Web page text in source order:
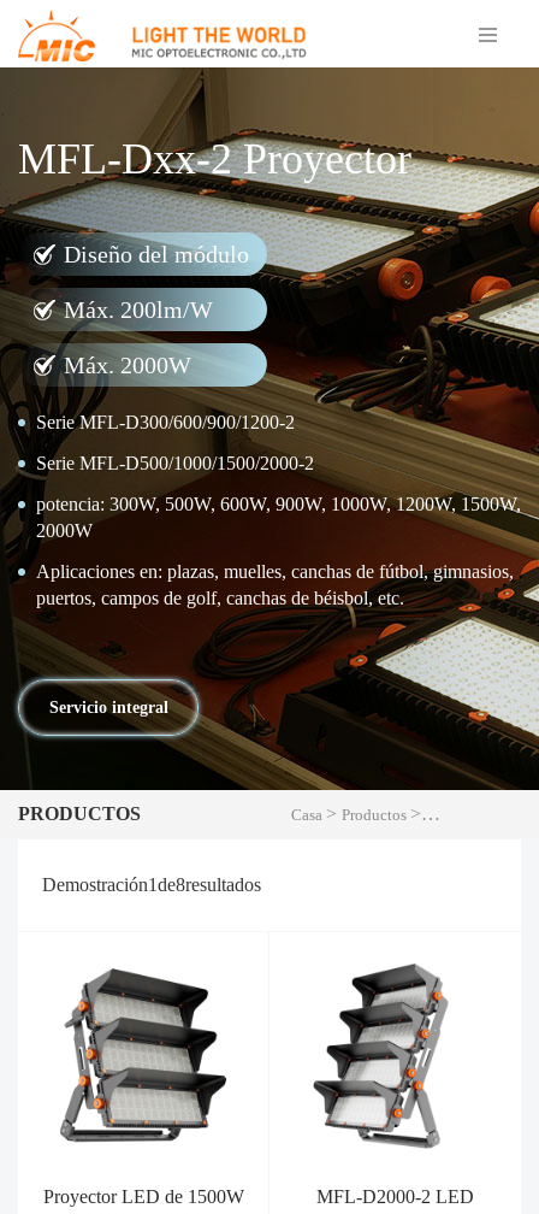
MFL-Dxx-2 Proyector
Diseño del módulo
Máx. 200lm/W
Máx. 2000W
Serie MFL-D300/600/900/1200-2
Serie MFL-D500/1000/1500/2000-2
potencia: 300W, 500W, 600W, 900W, 1000W, 1200W, 1500W,
2000W
Aplicaciones en: plazas, muelles, canchas de fútbol, ​​gimnasios,
puertos, campos de golf, canchas de béisbol, etc.
Servicio integral
PRODUCTOS Casa > Productos > Luz de
Demostración1de8resultados
Proyector LED de 1500W
MFL-D2000-2 LED